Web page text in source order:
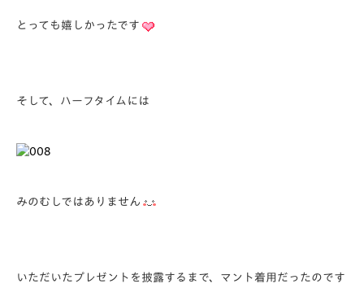
とっても嬉しかったです
そして、ハーフタイムには
みのむしではありません
いただいたプレゼントを披露するまで、マント着用だったのです